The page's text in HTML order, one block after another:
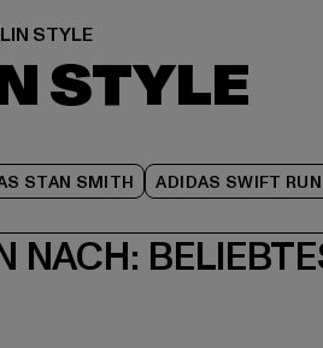
STYLE
STYLE
STAN SMITH ADIDAS SWIFT RUN
NACH: